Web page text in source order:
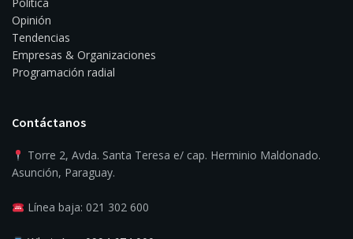
Opinión
Tendencias
Empresas & Organizaciones
Programación radial
Contáctanos
Torre 2, Avda. Santa Teresa e/ cap. Herminio Maldonado.
Asunción, Paraguay.
Línea baja: 021 302 600